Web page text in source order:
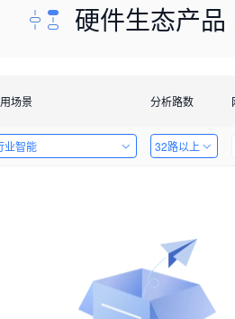
硬件生态产品
场景 分析路数
业智能 32路以上